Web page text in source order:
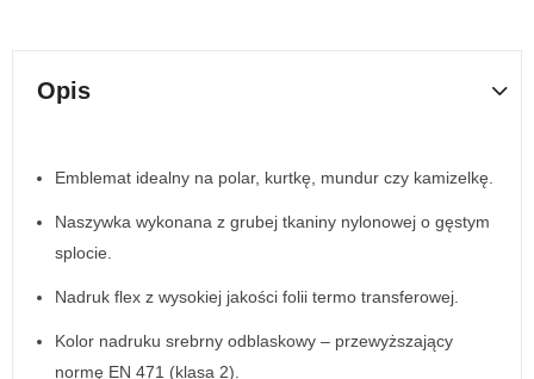
Opis
Emblemat idealny na polar, kurtkę, mundur czy kamizelkę.
Naszywka wykonana z grubej tkaniny nylonowej o gęstym
splocie.
Nadruk flex z wysokiej jakości folii termo transferowej.
Kolor nadruku srebrny odblaskowy – przewyższający
normę EN 471 (klasa 2).